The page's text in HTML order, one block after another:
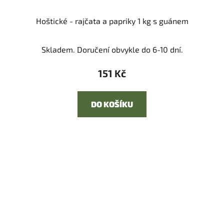
Hoštické - rajčata a papriky 1 kg s guánem
Skladem. Doručení obvykle do 6-10 dní.
151 Kč
DO KOŠÍKU